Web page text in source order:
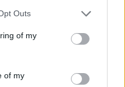
uses one or more Google
You may click to
its third-party tags to
purposes in below Google
Outs
of my
of my
számára a
idézett fel. Ő és
egy izraeli
alagúton
eszközökkel,